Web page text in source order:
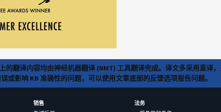
的翻译内容均由神经机器翻译 (NMT) 工具翻译完成。译文多采用直译
或影响 KB 准确性的问题，可以使用文章底部的反馈选项报告问题。
销售
法务